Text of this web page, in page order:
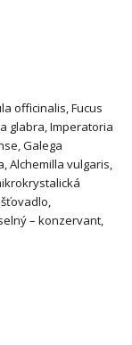
officinalis, Fucus
glabra, Imperatoria
Galega
Alchemilla vulgaris,
– konzervant,